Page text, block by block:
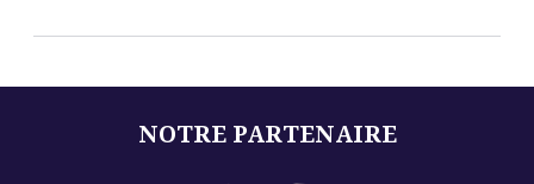
NOTRE PARTENAIRE